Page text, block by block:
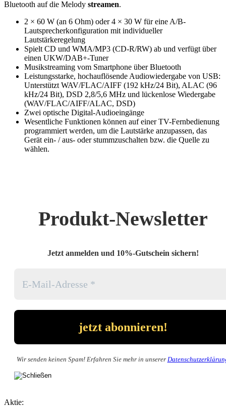
Bluetooth auf die Melody streamen.
2 × 60 W (an 6 Ohm) oder 4 × 30 W für eine A/B-
Lautsprecherkonfiguration mit individueller
Lautstärkeregelung
Spielt CD und WMA/MP3 (CD-R/RW) ab und verfügt über
einen UKW/DAB+-Tuner
Musikstreaming vom Smartphone über Bluetooth
Leistungsstarke, hochauflösende Audiowiedergabe von USB:
Unterstützt WAV/FLAC/AIFF (192 kHz/24 Bit), ALAC (96
kHz/24 Bit), DSD 2,8/5,6 MHz und lückenlose Wiedergabe
(WAV/FLAC/AIFF/ALAC, DSD)
Zwei optische Digital-Audioeingänge
Wesentliche Funktionen können auf einer TV-Fernbedienung
programmiert werden, um die Lautstärke anzupassen, das
Gerät ein- / aus- oder stummzuschalten bzw. die Quelle zu
wählen.
Produkt-Newsletter
Jetzt anmelden und 10%-Gutschein sichern!
Wir senden keinen Spam! Erfahren Sie mehr in unserer
Aktie: